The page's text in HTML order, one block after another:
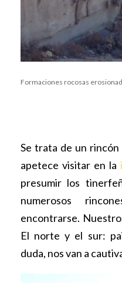
Formaciones rocosas
Se trata de un
apetece visitar en la
presumir los
numerosos
encontrarse.
El norte y el sur:
duda, nos van a